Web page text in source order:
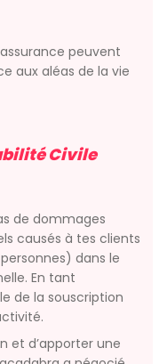
peuvent
aux aléas de la vie
Civile
de dommages
causés à tes clients
dans le
En tant
de la souscription
et d’apporter une